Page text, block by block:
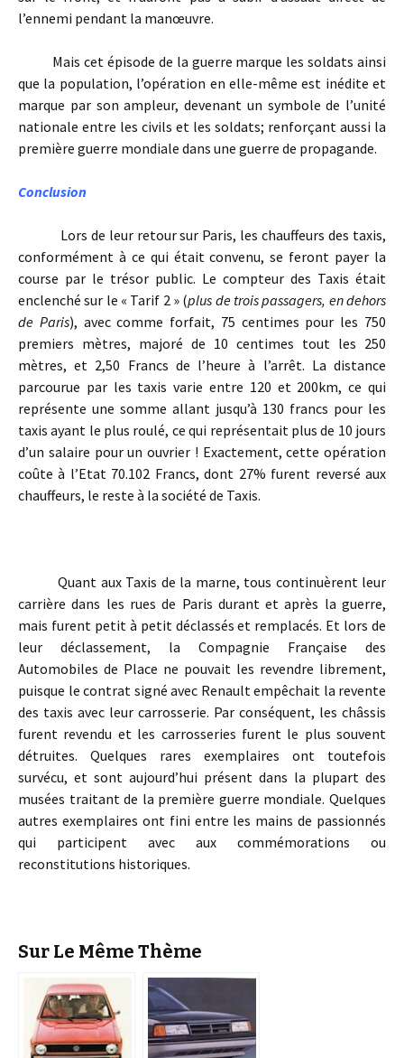
l’ennemi pendant la manœuvre.
Mais cet épisode de la guerre marque les soldats ainsi
que la population, l’opération en elle-même est inédite et
marque par son ampleur, devenant un symbole de l’unité
nationale entre les civils et les soldats; renforçant aussi la
première guerre mondiale dans une guerre de propagande.
Conclusion
Lors de leur retour sur Paris, les chauffeurs des taxis,
conformément à ce qui était convenu, se feront payer la
course par le trésor public. Le compteur des Taxis était
enclenché sur le « Tarif 2 » (plus de trois passagers, en dehors
de Paris), avec comme forfait, 75 centimes pour les 750
premiers mètres, majoré de 10 centimes tout les 250
mètres, et 2,50 Francs de l’heure à l’arrêt. La distance
parcourue par les taxis varie entre 120 et 200km, ce qui
représente une somme allant jusqu’à 130 francs pour les
taxis ayant le plus roulé, ce qui représentait plus de 10 jours
d’un salaire pour un ouvrier ! Exactement, cette opération
coûte à l’Etat 70.102 Francs, dont 27% furent reversé aux
chauffeurs, le reste à la société de Taxis.
Quant aux Taxis de la marne, tous continuèrent leur
carrière dans les rues de Paris durant et après la guerre,
mais furent petit à petit déclassés et remplacés. Et lors de
leur déclassement, la Compagnie Française des
Automobiles de Place ne pouvait les revendre librement,
puisque le contrat signé avec Renault empêchait la revente
des taxis avec leur carrosserie. Par conséquent, les châssis
furent revendu et les carrosseries furent le plus souvent
détruites. Quelques rares exemplaires ont toutefois
survécu, et sont aujourd’hui présent dans la plupart des
musées traitant de la première guerre mondiale. Quelques
autres exemplaires ont fini entre les mains de passionnés
qui participent avec aux commémorations ou
reconstitutions historiques.
Sur Le Même Thème